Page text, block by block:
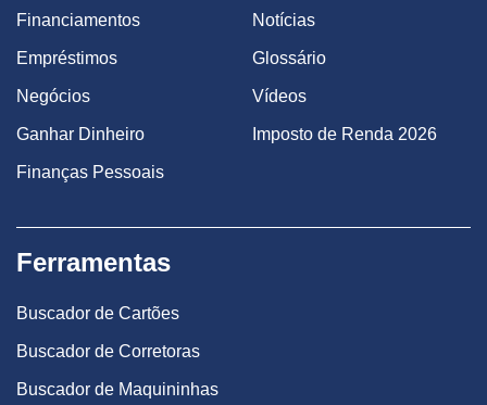
Financiamentos
Empréstimos
Negócios
Ganhar Dinheiro
Finanças Pessoais
Notícias
Glossário
Vídeos
Imposto de Renda 2026
Ferramentas
Buscador de Cartões
Buscador de Corretoras
Buscador de Maquininhas